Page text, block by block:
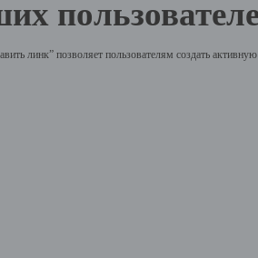
линк” позволяет пользователям создать